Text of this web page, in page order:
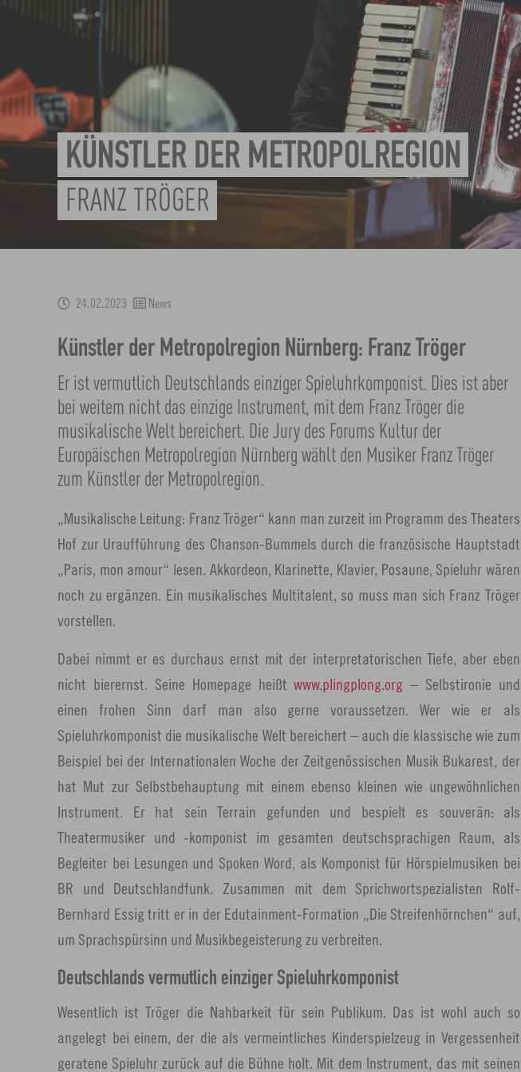
KÜNSTLER DER METROPOLREGION
FRANZ TRÖGER
24.02.2023 News
Künstler der Metropolregion Nürnberg: Franz Tröger
Er ist vermutlich Deutschlands einziger Spieluhrkomponist. Dies ist aber
bei weitem nicht das einzige Instrument, mit dem Franz Tröger die
musikalische Welt bereichert. Die Jury des Forums Kultur der
Europäischen Metropolregion Nürnberg wählt den Musiker Franz Tröger
zum Künstler der Metropolregion.
„Musikalische Leitung: Franz Tröger“ kann man zurzeit im Programm des Theaters
Hof zur Uraufführung des Chanson-Bummels durch die französische Hauptstadt
„Paris, mon amour“ lesen. Akkordeon, Klarinette, Klavier, Posaune, Spieluhr wären
noch zu ergänzen. Ein musikalisches Multitalent, so muss man sich Franz Tröger
vorstellen.
Dabei nimmt er es durchaus ernst mit der interpretatorischen Tiefe, aber eben
nicht bierernst. Seine Homepage heißtwww.plingplong.org – Selbstironie und
einen frohen Sinn darf man also gerne voraussetzen. Wer wie er als
Spieluhrkomponist die musikalische Welt bereichert – auch die klassische wie zum
Beispiel bei der Internationalen Woche der Zeitgenössischen Musik Bukarest, der
hat Mut zur Selbstbehauptung mit einem ebenso kleinen wie ungewöhnlichen
Instrument. Er hat sein Terrain gefunden und bespielt es souverän: als
Theatermusiker und -komponist im gesamten deutschsprachigen Raum, als
Begleiter bei Lesungen und Spoken Word, als Komponist für Hörspielmusiken bei
BR und Deutschlandfunk. Zusammen mit dem Sprichwortspezialisten Rolf-
Bernhard Essig tritt er in der Edutainment-Formation „Die Streifenhörnchen“ auf,
um Sprachspürsinn und Musikbegeisterung zu verbreiten.
Deutschlands vermutlich einziger Spieluhrkomponist
Wesentlich ist Tröger die Nahbarkeit für sein Publikum. Das ist wohl auch so
angelegt bei einem, der die als vermeintliches Kinderspielzeug in Vergessenheit
geratene Spieluhr zurück auf die Bühne holt. Mit dem Instrument, das mit seinen